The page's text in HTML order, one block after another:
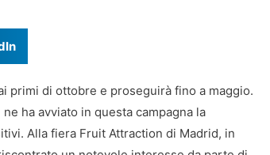
primi di ottobre e proseguirà fino a maggio.
ha avviato in questa campagna la
Alla fiera Fruit Attraction di Madrid, in